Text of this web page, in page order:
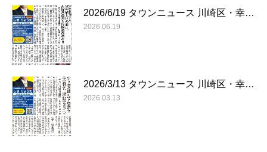
2026/6/19 タウンニュース 川崎区・幸…
2026.06.19
2026/3/13 タウンニュース 川崎区・幸…
2026.03.13